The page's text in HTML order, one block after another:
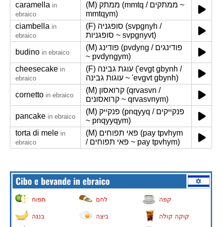
caramella in
ebraico
(M) ממתק (mmtq / ממתקים ~
mmtqym)
ciambella in
ebraico
(F) סופגניה (svpgnyh /
סופגניות ~ svpgnyvt)
budino in ebraico
(M) פודינג (pvdyng / פודינגים
~ pvdyngym)
cheesecake in
ebraico
(F) עוגת גבינה ('evgt gbynh /
עוגות גבינה ~ 'evgvt gbynh)
cornetto in ebraico
(M) קרואסון (qrvasvn /
קרואסונים ~ qrvasvnym)
pancake in ebraico
(M) פנקייק (pnqyyq / פנקייקים
~ pnqyyqym)
torta di mele in
ebraico
(M) פאי תפוחים (pay tpvhym
/ פאי תפוחים ~ pay tpvhym)